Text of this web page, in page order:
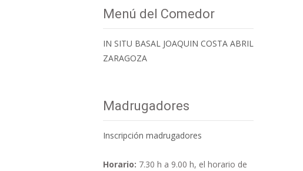
Menú del Comedor
IN SITU BASAL JOAQUIN COSTA ABRIL
ZARAGOZA
Madrugadores
Inscripción madrugadores
Horario: 7.30 h a 9.00 h, el horario de